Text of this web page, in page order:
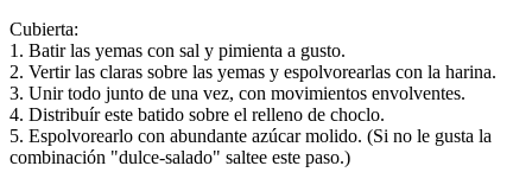
Cubierta:
1. Batir las yemas con sal y pimienta a gusto.
2. Vertir las claras sobre las yemas y espolvorearlas con la harina.
3. Unir todo junto de una vez, con movimientos envolventes.
4. Distribuír este batido sobre el relleno de choclo.
5. Espolvorearlo con abundante azúcar molido. (Si no le gusta la
combinación "dulce-salado" saltee este paso.)